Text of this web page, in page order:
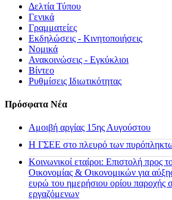
Δελτία Τύπου
Γενικά
Γραμματείες
Εκδηλώσεις - Κινητοποιήσεις
Νομικά
Ανακοινώσεις - Εγκύκλιοι
Βίντεο
Ρυθμίσεις Ιδιωτικότητας
Πρόσφατα Νέα
Αμοιβή αργίας 15ης Αυγούστου
H ΓΣΕΕ στο πλευρό των
Κοινωνικοί εταίροι: Επιστολή προς
Οικονομίας & Οικονομικών για
ευρώ του ημερήσιου ορίου παροχής
εργαζόμενων